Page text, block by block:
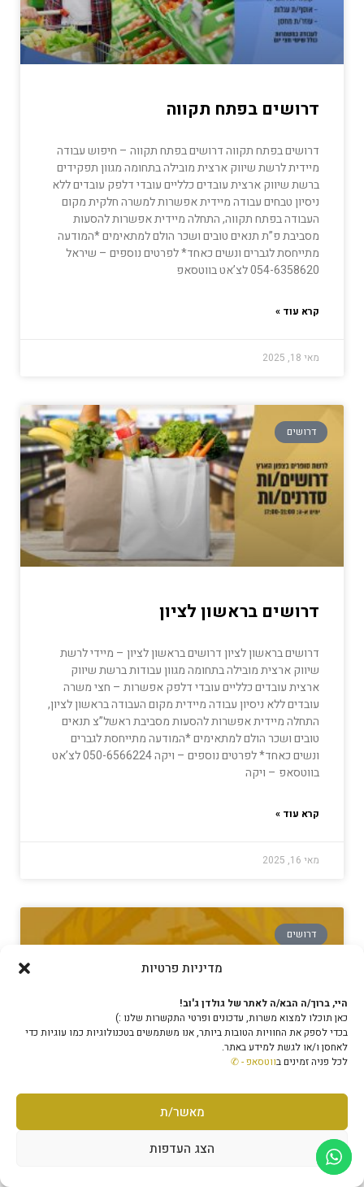
מדיניות פרטיות
היי, ברוך/ה הבא/ה לאתר של גולדן ג'וב!
כאן תוכלו למצוא משרות, עדכונים ופרטי התקשרות שלנו :)
בכדי לספק את החוויות הטובות ביותר, אנו משתמשים בטכנולוגיות כמו עוגיות כדי
לאחסן ו/או לגשת למידע באתר.
לכל פניה זמינים בווטסאפ - ✆
מאשר/ת
הצג העדפות
דרושים בפתח תקווה
דרושים בפתח תקווה דרושים בפתח תקווה – חיפוש עבודה
מיידית לרשת שיווק ארצית מובילה בתחומה מגוון תפקידים
ברשת שיווק ארצית עובדים כלליים עובדי דלפק עובדים ללא
ניסיון טבחים עבודה מיידית אפשרות למשרה חלקית מקום
העבודה בפתח תקווה, התחלה מיידית אפשרות להסעות
מסביבת פ”ת תנאים טובים ושכר הולם למתאימים *המודעה
מתייחסת לגברים ונשים כאחד* לפרטים נוספים – שיראל
054-6358620 לצ’אט בווטסאפ
קרא עוד »
מאי 18, 2025
דרושים
דרושים בראשון לציון
דרושים בראשון לציון דרושים בראשון לציון – מיידי לרשת
שיווק ארצית מובילה בתחומה מגוון עבודות ברשת שיווק
ארצית עובדים כלליים עובדי דלפק אפשרות – חצי משרה
עובדים ללא ניסיון עבודה מיידית מקום העבודה בראשון לציון,
התחלה מיידית אפשרות להסעות מסביבת ראשל”צ תנאים
טובים ושכר הולם למתאימים *המודעה מתייחסת לגברים
ונשים כאחד* לפרטים נוספים – ויקה 050-6566224 לצ’אט
בווטסאפ – ויקה
קרא עוד »
מאי 16, 2025
דרושים
דרושים עובדים בנתניה דרושים עובדים בנתניה – מיידי לרשת
שיווק ארצית מובילה בתחומה מגוון תפקידים ברשת שיווק